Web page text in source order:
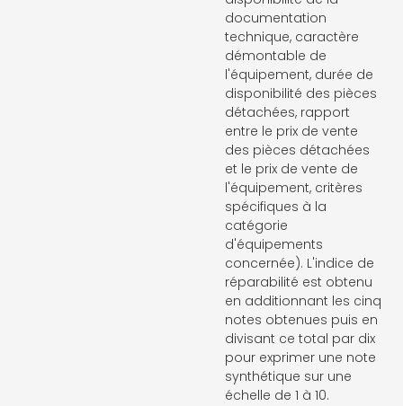
documentation
technique, caractère
démontable de
l'équipement, durée de
disponibilité des pièces
détachées, rapport
entre le prix de vente
des pièces détachées
et le prix de vente de
l'équipement, critères
spécifiques à la
catégorie
d'équipements
concernée). L'indice de
réparabilité est obtenu
en additionnant les cinq
notes obtenues puis en
divisant ce total par dix
pour exprimer une note
synthétique sur une
échelle de 1 à 10.